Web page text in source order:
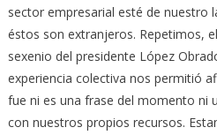
sector empresarial esté de nuestro
éstos son extranjeros. Repetimos,
sexenio del presidente López
experiencia colectiva nos permitió
fue ni es una frase del momento ni
con nuestros propios recursos.